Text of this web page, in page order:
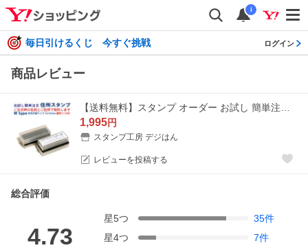
i
毎日引けるくじ 今すぐ挑戦 ログイン
商品レビュー
1,995円
スタンプ工房 デジはん
レビューを投稿する
総合評価
4.73
星5つ 35件
星4つ 7件